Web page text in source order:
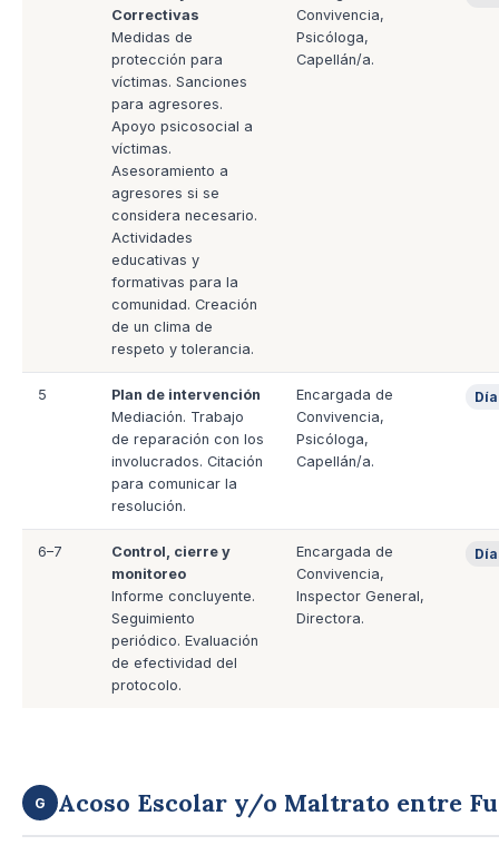
Correctivas
Medidas de
protección para
víctimas. Sanciones
para agresores.
Apoyo psicosocial a
víctimas.
Asesoramiento a
agresores si se
considera necesario.
Actividades
educativas y
formativas para la
comunidad. Creación
de un clima de
respeto y tolerancia.
Convivencia,
Psicóloga,
Capellán/a.
5
Plan de intervención
Mediación. Trabajo
de reparación con los
involucrados. Citación
para comunicar la
resolución.
Encargada de
Convivencia,
Psicóloga,
Capellán/a.
6–7
Control, cierre y
monitoreo
Informe concluyente.
Seguimiento
periódico. Evaluación
de efectividad del
protocolo.
Encargada de
Convivencia,
Inspector General,
Directora.
G Acoso Escolar y/o Maltrato entre